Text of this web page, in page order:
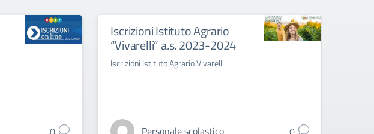
Iscrizioni Istituto Agrario
“Vivarelli” a.s. 2023-2024
Iscrizioni Istituto Agrario Vivarelli
Personale scolastico